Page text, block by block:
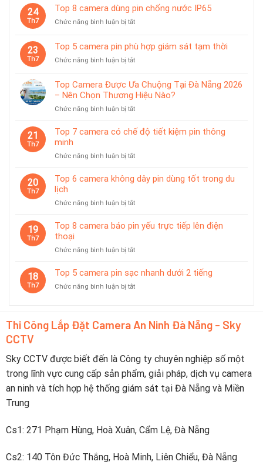
vàng
giá
từ
tiện
camera
có
sạc
24
Th7
Top 8 camera dùng pin chống nước IP65
Chức năng bình luận bị tắtở
camera
dùng
chống
nước
IP65
23
Th7
Top 5 camera pin phù hợp giám sát tạm thời
Chức năng bình luận bị tắtở
5
camera
pin
phù
giám
thời
Top Camera Được Ưa Chuộng Tại Đà Nẵng 2026
– Nên Chọn Thương Hiệu Nào?
Chức năng bình luận bị tắtở
Camera
Được
Chuộng
Đà
Chọn
Hiệu
21
Th7
Top 7 camera có chế độ tiết kiệm pin thông
minh
Chức năng bình luận bị tắtở
camera
chế
tiết
20
Th7
Top 6 camera không dây pin dùng tốt trong du
lịch
Chức năng bình luận bị tắtở
camera
dây
dùng
19
Th7
Top 8 camera báo pin yếu trực tiếp lên điện
thoại
Chức năng bình luận bị tắtở
báo
tiếp
thoại
18
Th7
Top 5 camera pin sạc nhanh dưới 2 tiếng
Chức năng bình luận bị tắtở
pin
dưới
2
tiếng
Thi Công Lắp Đặt Camera An Ninh Đà Nẵng - Sky
CCTV
Sky CCTV được biết đến là Công ty chuyên nghiệp số một
trong lĩnh vực cung cấp sản phẩm, giải pháp, dịch vụ camera
an ninh và tích hợp hệ thống giám sát tại Đà Nẵng và Miền
Trung
Cs1: 271 Phạm Hùng, Hoà Xuân, Cẩm Lệ, Đà Nẵng
Cs2: 140 Tôn Đức Thắng, Hoà Minh, Liên Chiểu, Đà Nẵng